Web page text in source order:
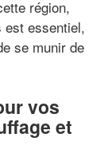
région,
est essentiel,
se munir de
vos
et